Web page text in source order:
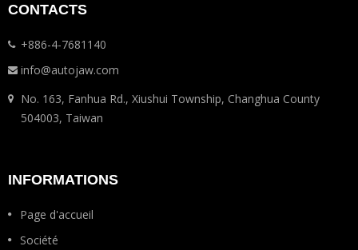
CONTACTS
+886-4-7681140
info@autojaw.com
No. 163, Fanhua Rd., Xiushui Township, Changhua County
504003, Taiwan
INFORMATIONS
Page d'accueil
Société